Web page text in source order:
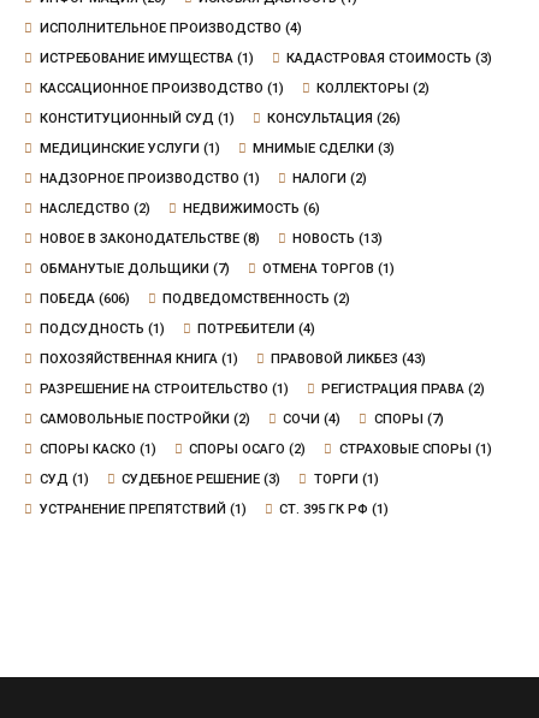
ИСПОЛНИТЕЛЬНОЕ ПРОИЗВОДСТВО (4)
ИСТРЕБОВАНИЕ ИМУЩЕСТВА(1) КАДАСТРОВАЯ СТОИМОСТЬ (3)
КАССАЦИОННОЕ ПРОИЗВОДСТВО (1) КОЛЛЕКТОРЫ (2)
КОНСТИТУЦИОННЫЙ СУД (1) КОНСУЛЬТАЦИЯ (26)
МЕДИЦИНСКИЕ УСЛУГИ (1) МНИМЫЕ СДЕЛКИ (3)
НАДЗОРНОЕ ПРОИЗВОДСТВО (1) НАЛОГИ (2)
НАСЛЕДСТВО (2) НЕДВИЖИМОСТЬ (6)
НОВОЕ В ЗАКОНОДАТЕЛЬСТВЕ(8) НОВОСТЬ (13)
ОБМАНУТЫЕ ДОЛЬЩИКИ (7) ОТМЕНА ТОРГОВ (1)
ПОБЕДА(606) ПОДВЕДОМСТВЕННОСТЬ (2)
ПОДСУДНОСТЬ (1) ПОТРЕБИТЕЛИ (4)
ПОХОЗЯЙСТВЕННАЯ КНИГА(1) ПРАВОВОЙ ЛИКБЕЗ (43)
РАЗРЕШЕНИЕ НА СТРОИТЕЛЬСТВО (1) РЕГИСТРАЦИЯ ПРАВА (2)
САМОВОЛЬНЫЕ ПОСТРОЙКИ (2) СОЧИ (4) СПОРЫ (7)
СПОРЫ КАСКО (1) СПОРЫ ОСАГО (2) СТРАХОВЫЕ СПОРЫ (1)
СУД (1) СУДЕБНОЕ РЕШЕНИЕ (3) ТОРГИ (1)
УСТРАНЕНИЕ ПРЕПЯТСТВИЙ (1) СТ. 395 ГК РФ (1)